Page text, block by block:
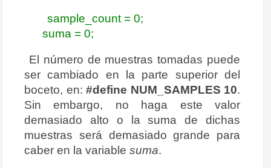
sample_count = 0;
suma = 0;
El número de muestras tomadas puede
ser cambiado en la parte superior del
boceto, en: #define NUM_SAMPLES 10.
Sin embargo, no haga este valor
demasiado alto o la suma de dichas
muestras será demasiado grande para
caber en la variable suma.